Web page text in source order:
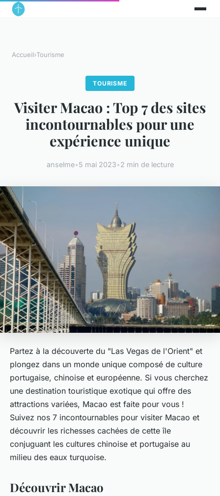
Accueil›Tourisme
TOURISME
Visiter Macao : Top 7 des sites
incontournables pour une
expérience unique
anselme•5 mai 2023•2 min de lecture
Partez à la découverte du "Las Vegas de l'Orient" et
plongez dans un monde unique composé de culture
portugaise, chinoise et européenne. Si vous cherchez
une destination touristique exotique qui offre des
attractions variées, Macao est faite pour vous !
Suivez nos 7 incontournables pour visiter Macao et
découvrir les richesses cachées de cette île
conjuguant les cultures chinoise et portugaise au
milieu des eaux turquoise.
Découvrir Macao